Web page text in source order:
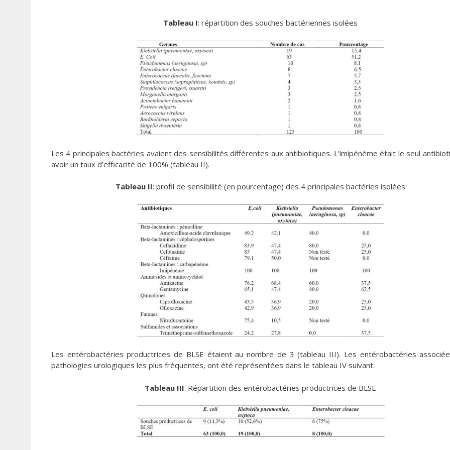
Tableau I: répartition des souches bactériennes isolées
Les 4 principales bactéries avaient des sensibilités différentes aux antibiotiques. L’imipénème était le seul
avoir un taux d’efficacité de 100% (tableau II).
Tableau II: profil de sensibilité (en pourcentage) des 4 principales bactéries isolées
Les entérobactéries productrices de BLSE étaient au nombre de 3 (tableau III). Les entérobactéries
pathologies urologiques les plus fréquentes, ont été représentées dans le tableau IV suivant.
Tableau III: Répartition des entérobactéries productrices de BLSE